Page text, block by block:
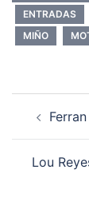
ENTRADAS
MIÑO
Lou